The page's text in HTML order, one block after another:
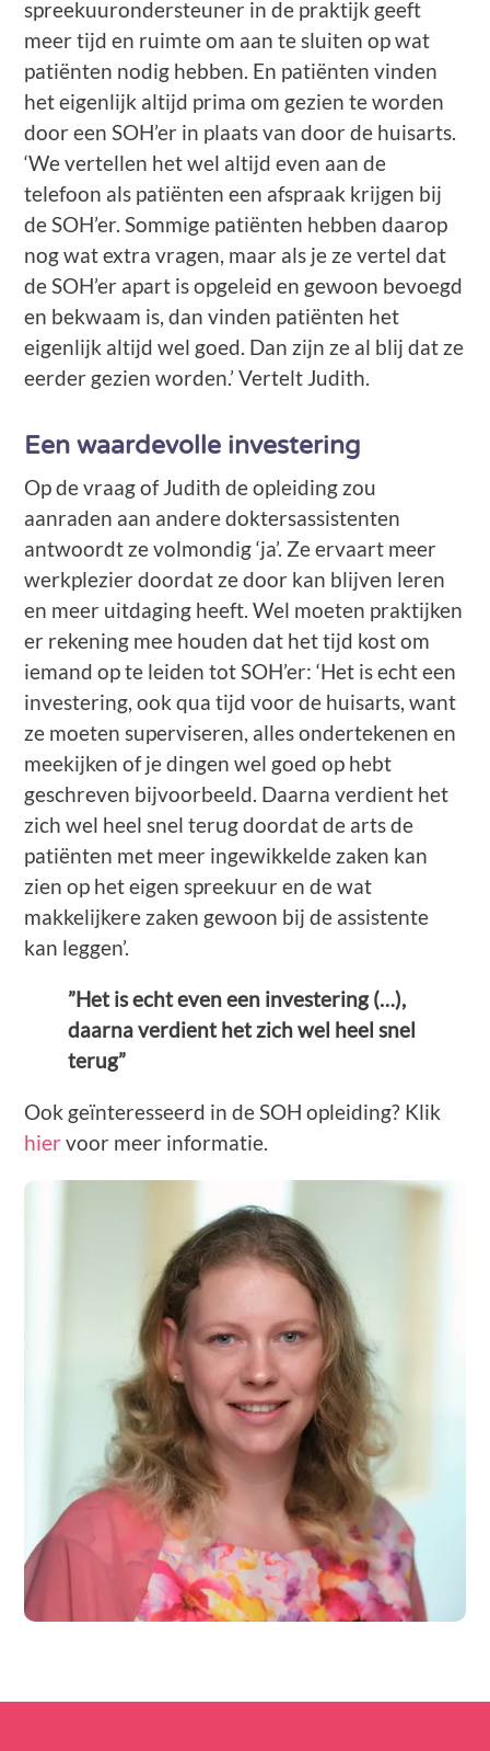
spreekuurondersteuner in de praktijk geeft
meer tijd en ruimte om aan te sluiten op wat
patiënten nodig hebben. En patiënten vinden
het eigenlijk altijd prima om gezien te worden
door een SOH’er in plaats van door de huisarts.
‘We vertellen het wel altijd even aan de
telefoon als patiënten een afspraak krijgen bij
de SOH’er. Sommige patiënten hebben daarop
nog wat extra vragen, maar als je ze vertel dat
de SOH’er apart is opgeleid en gewoon bevoegd
en bekwaam is, dan vinden patiënten het
eigenlijk altijd wel goed. Dan zijn ze al blij dat ze
eerder gezien worden.’ Vertelt Judith.
Een waardevolle investering
Op de vraag of Judith de opleiding zou
aanraden aan andere doktersassistenten
antwoordt ze volmondig ‘ja’. Ze ervaart meer
werkplezier doordat ze door kan blijven leren
en meer uitdaging heeft. Wel moeten praktijken
er rekening mee houden dat het tijd kost om
iemand op te leiden tot SOH’er: ‘Het is echt een
investering, ook qua tijd voor de huisarts, want
ze moeten superviseren, alles ondertekenen en
meekijken of je dingen wel goed op hebt
geschreven bijvoorbeeld. Daarna verdient het
zich wel heel snel terug doordat de arts de
patiënten met meer ingewikkelde zaken kan
zien op het eigen spreekuur en de wat
makkelijkere zaken gewoon bij de assistente
kan leggen’.
”Het is echt even een investering (…),
daarna verdient het zich wel heel snel
terug”
Ook geïnteresseerd in de SOH opleiding? Klik
hiervoor meer informatie.